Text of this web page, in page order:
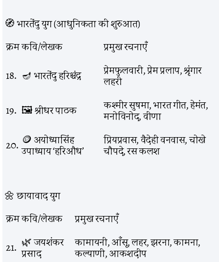
🧭 भारतेंदु युग (आधुनिकता की शुरुआत)
क्रमकवि/लेखक
प्रमुख रचनाएँ
18. 🪔 भारतेंदु हरिश्चंद्र प्रेमफुलवारी, प्रेम प्रलाप, श्रृंगार
लहरी
19. 🖼️ श्रीधर पाठक कश्मीर सुषमा, भारत गीत, हेमंत,
मनोविनोद, वीणा
20. 🪙 अयोध्यासिंह
उपाध्याय ‘हरिऔध’
प्रियप्रवास, वैदेही वनवास, चोखे
चौपदे, रस कलश
🌼 छायावाद युग
क्रमकवि/लेखक
प्रमुख रचनाएँ
21. 🌿 जयशंकर
प्रसाद
कामायनी, आँसू, लहर, झरना, कामना,
कल्याणी, आकशदीप